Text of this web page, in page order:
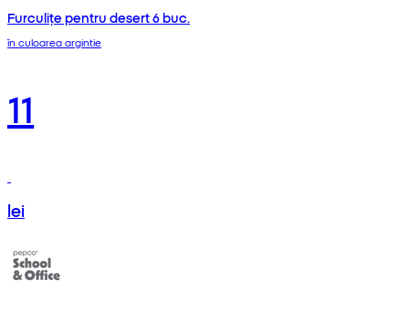
Furculițe pentru desert 6 buc.
în culoarea argintie
11
lei